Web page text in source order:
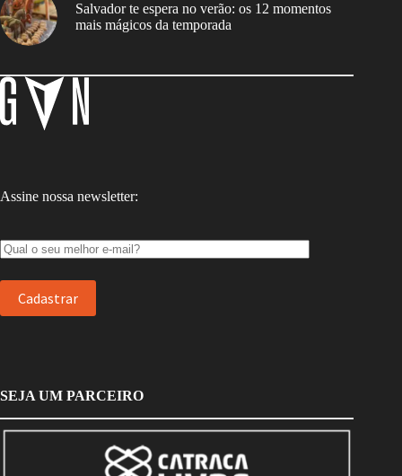
Salvador te espera no verão: os 12 momentos
mais mágicos da temporada
Assine nossa newsletter:
SEJA UM PARCEIRO